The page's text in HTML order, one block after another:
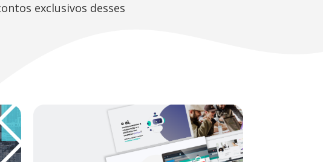
exclusivos desses